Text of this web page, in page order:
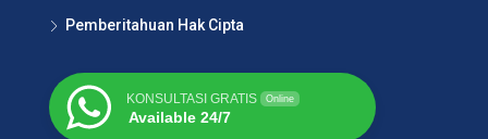
Pemberitahuan Hak Cipta
KONSULTASI GRATIS Online
Available 24/7